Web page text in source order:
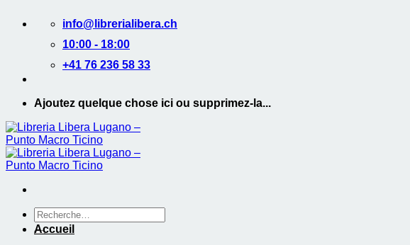
info@librerialibera.ch
10:00 - 18:00
+41 76 236 58 33
Ajoutez quelque chose ici ou supprimez-la...
Recherche
de
:
Accueil